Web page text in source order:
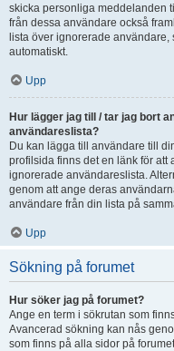
skicka personliga meddelanden
från dessa användare också
lista över ignorerade
automatiskt.
Upp
Hur lägger jag till / tar jag bort
användareslista?
Du kan lägga till användare till
profilsida finns det en länk för
ignorerade användareslista.
genom att ange deras
användare från din lista på
Upp
Sökning på forumet
Hur söker jag på forumet?
Ange en term i sökrutan som
Avancerad sökning kan nås
som finns på alla sidor på